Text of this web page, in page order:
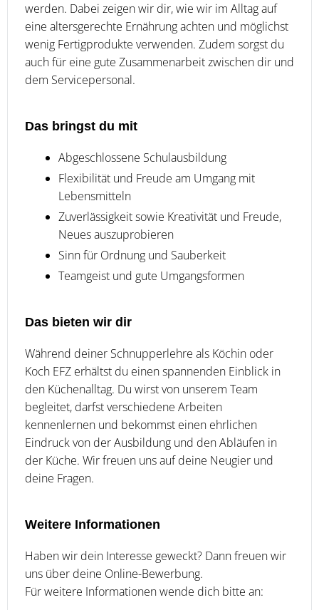
werden. Dabei zeigen wir dir, wie wir im Alltag auf
eine altersgerechte Ernährung achten und möglichst
wenig Fertigprodukte verwenden. Zudem sorgst du
auch für eine gute Zusammenarbeit zwischen dir und
dem Servicepersonal.
Das bringst du mit
Abgeschlossene Schulausbildung
Flexibilität und Freude am Umgang mit
Lebensmitteln
Zuverlässigkeit sowie Kreativität und Freude,
Neues auszuprobieren
Sinn für Ordnung und Sauberkeit
Teamgeist und gute Umgangsformen
Das bieten wir dir
Während deiner Schnupperlehre als Köchin oder
Koch EFZ erhältst du einen spannenden Einblick in
den Küchenalltag. Du wirst von unserem Team
begleitet, darfst verschiedene Arbeiten
kennenlernen und bekommst einen ehrlichen
Eindruck von der Ausbildung und den Abläufen in
der Küche. Wir freuen uns auf deine Neugier und
deine Fragen.
Weitere Informationen
Haben wir dein Interesse geweckt? Dann freuen wir
uns über deine Online-Bewerbung.
Für weitere Informationen wende dich bitte an: